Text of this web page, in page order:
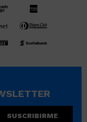
SUSCRIBIRME